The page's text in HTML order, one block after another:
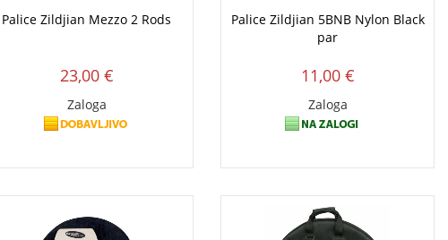
Palice Zildjian Mezzo 2 Rods
23,00 €
Zaloga
Palice Zildjian 5BNB Nylon Black
par
11,00 €
Zaloga